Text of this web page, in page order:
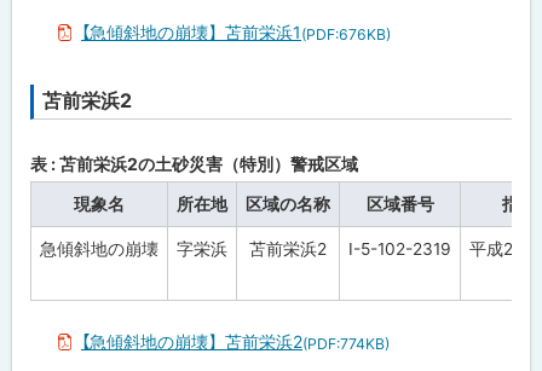
【急傾斜地の崩壊】苫前栄浜1 (PDF:676KB)
ト
プ
る
苫前栄浜2
表 : 苫前栄浜2の土砂災害（特別）警戒区域
現象名 所在地 区域の名称 区域番号 指定
急傾斜地の崩壊 字栄浜 苫前栄浜2 Ⅰ-5-102-2319 平成28
【急傾斜地の崩壊】苫前栄浜2(PDF:774KB)